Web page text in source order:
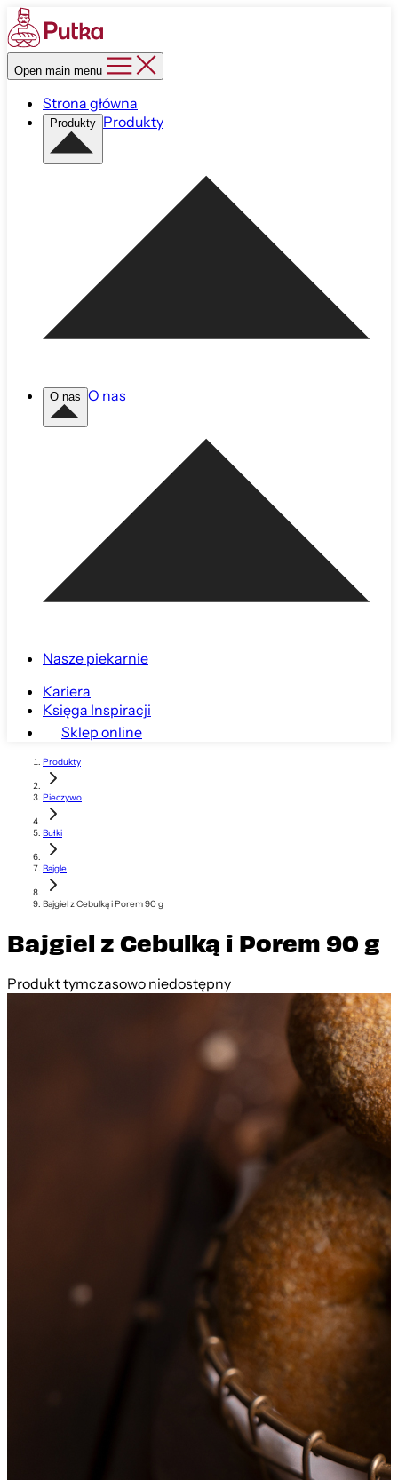
Open main menu
Strona główna
Produkty Produkty
O nas O nas
Nasze piekarnie
Kariera
Księga Inspiracji
Sklep online
Produkty
Pieczywo
Bułki
Bajgle
Bajgiel z Cebulką i Porem 90 g
Bajgiel z Cebulką i Porem 90 g
Produkt tymczasowo niedostępny